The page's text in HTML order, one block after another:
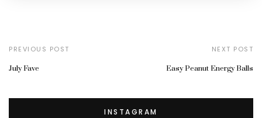
PREVIOUS POST
July Fave
NEXT POST
Easy Peanut Energy Balls
INSTAGRAM